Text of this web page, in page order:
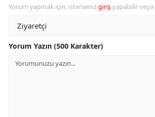
Yorum yapmak için, istersenizgirişyapabilir veya
Yorum Yazın (500 Karakter)